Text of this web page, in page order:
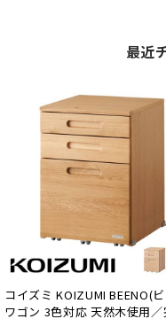
最近
コイズミ KOIZUMI BEENO(
ワゴン 3色対応 天然木使用／